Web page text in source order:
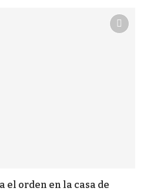
el orden en la casa de